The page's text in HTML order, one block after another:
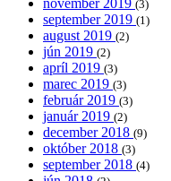
november 2019 (3)
september 2019 (1)
august 2019 (2)
jún 2019 (2)
apríl 2019 (3)
marec 2019 (3)
február 2019 (3)
január 2019 (2)
december 2018 (9)
október 2018 (3)
september 2018 (4)